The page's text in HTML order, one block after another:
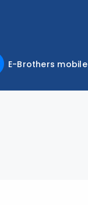
E-Brothers mobile